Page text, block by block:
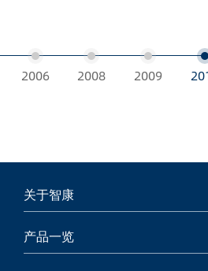
2006 2008 2009
关于智康
产品一览